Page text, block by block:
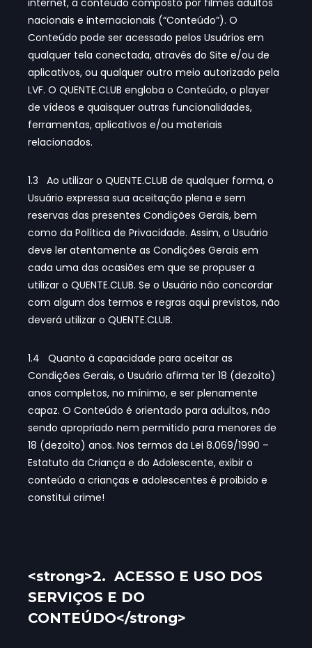
internet, a conteúdo composto por filmes adultos
nacionais e internacionais (“Conteúdo”). O
Conteúdo pode ser acessado pelos Usuários em
qualquer tela conectada, através do Site e/ou de
aplicativos, ou qualquer outro meio autorizado pela
LVF. O QUENTE.CLUB engloba o Conteúdo, o player
de vídeos e quaisquer outras funcionalidades,
ferramentas, aplicativos e/ou materiais
relacionados.
1.3 Ao utilizar o QUENTE.CLUB de qualquer forma, o
Usuário expressa sua aceitação plena e sem
reservas das presentes Condições Gerais, bem
como da Política de Privacidade. Assim, o Usuário
deve ler atentamente as Condições Gerais em
cada uma das ocasiões em que se propuser a
utilizar o QUENTE.CLUB. Se o Usuário não concordar
com algum dos termos e regras aqui previstos, não
deverá utilizar o QUENTE.CLUB.
1.4 Quanto à capacidade para aceitar as
Condições Gerais, o Usuário afirma ter 18 (dezoito)
anos completos, no mínimo, e ser plenamente
capaz. O Conteúdo é orientado para adultos, não
sendo apropriado nem permitido para menores de
18 (dezoito) anos. Nos termos da Lei 8.069/1990 –
Estatuto da Criança e do Adolescente, exibir o
conteúdo a crianças e adolescentes é proibido e
constitui crime!
<strong>2. ACESSO E USO DOS
SERVIÇOS E DO
CONTEÚDO</strong>